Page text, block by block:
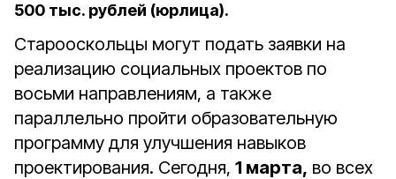
500 тыс. рублей (юрлица).
Старооскольцы могут подать заявки на
реализацию социальных проектов по
восьми направлениям, а также
параллельно пройти образовательную
программу для улучшения навыков
проектирования. Сегодня, 1 марта, во всех